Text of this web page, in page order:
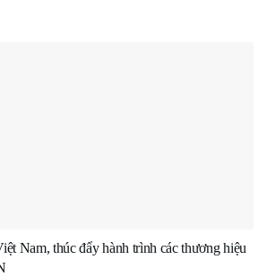
Nam, thúc đẩy hành trình các thương hiệu